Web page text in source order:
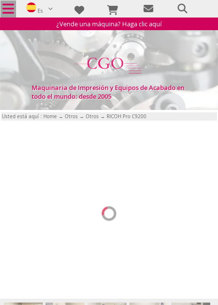
Es
¿Vende una máquina? Haga clic aquí
Maquinaria de Impresión y Equipos de Acabado en
todo el mundo: desde 2005
Usted está aquí : Home →Otros →Otros → RICOH Pro C9200